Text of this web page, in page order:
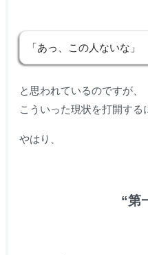
「あっ、この人ないな」
と思われているのですが、
こういった現状を打開する
やはり、
“第